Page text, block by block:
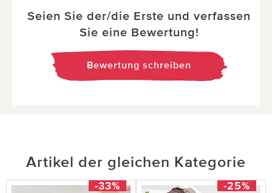
Seien Sie der/die Erste und verfassen
Sie eine Bewertung!
Bewertung schreiben
Artikel der gleichen Kategorie
-33% -25%